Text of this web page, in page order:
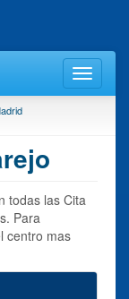
todas las Cita
Para
centro mas